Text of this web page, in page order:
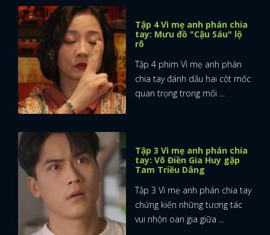
Tập 4 Vì mẹ anh phán chia
tay: Mưu đồ "Cậu Sáu" lộ
rõ
Tập 4 phim Vì mẹ anh phán
chia tay đánh dấu hai cột mốc
quan trọng trong mối ...
Tập 3 Vì mẹ anh phán chia
tay: Võ Điền Gia Huy gặp
Tam Triều Dâng
Tập 3 Vì mẹ anh phán chia tay
chứng kiến những tương tác
vui nhộn oan gia giữa ...